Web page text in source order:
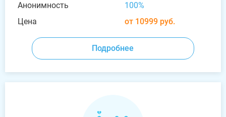
Анонимность
100%
Цена
от 10999 руб.
Подробнее